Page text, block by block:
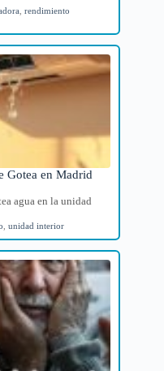
rendimiento
Gotea en Madrid
agua en la unidad
unidad interior